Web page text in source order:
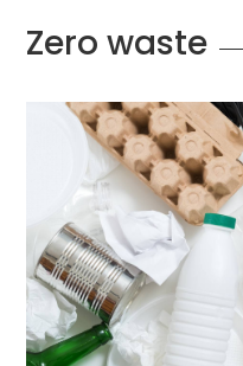
Zero waste